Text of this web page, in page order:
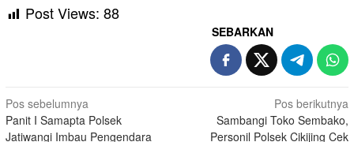
Post Views: 88
SEBARKAN
Navigasi
pos
Pos sebelumnya
Panit I Samapta Polsek
Jatiwangi Imbau Pengendara
Pos berikutnya
Sambangi Toko Sembako,
Personil Polsek Cikijing Cek